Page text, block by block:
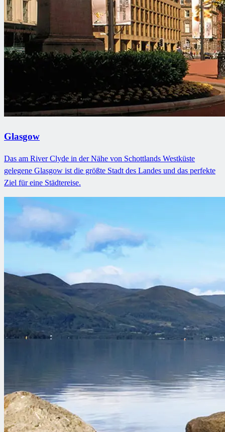
Glasgow
Das am River Clyde in der Nähe von Schottlands Westküste
gelegene Glasgow ist die größte Stadt des Landes und das perfekte
Ziel für eine Städtereise.